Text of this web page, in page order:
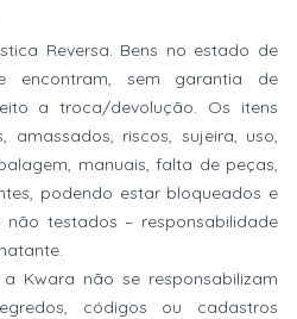
Reversa. Bens no estado de
encontram, sem garantia de
a troca/devolução. Os itens
amassados, riscos, sujeira, uso,
manuais, falta de peças,
podendo estar bloqueados e
testados – responsabilidade
Kwara não se responsabilizam
códigos ou cadastros